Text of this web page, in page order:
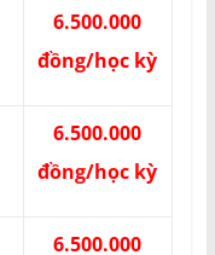
6.500.000
đồng/học kỳ
6.500.000
đồng/học kỳ
6.500.000